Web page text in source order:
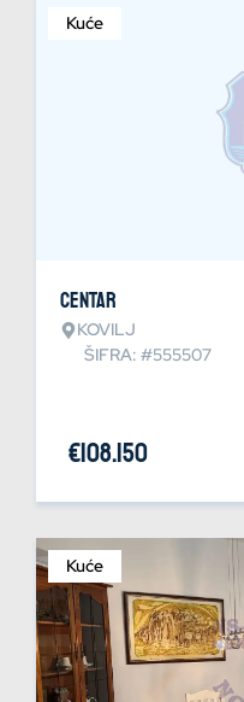
Kuće
Centar
KOVILJ
ŠIFRA: #555507
€108.150
Kuće